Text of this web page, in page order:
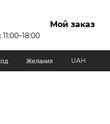
11:00–18:00
Мой заказ
Желания UAH